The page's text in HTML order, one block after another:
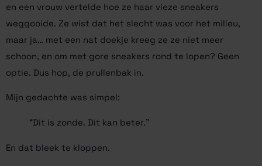
en een vrouw vertelde hoe ze haar vieze sneakers
weggooide. Ze wist dat het slecht was voor het milieu,
maar ja… met een nat doekje kreeg ze ze niet meer
schoon, en om met gore sneakers rond te lopen? Geen
optie. Dus hop, de prullenbak in.
Mijn gedachte was simpel:
“Dit is zonde. Dit kan beter.”
En dat bleek te kloppen.